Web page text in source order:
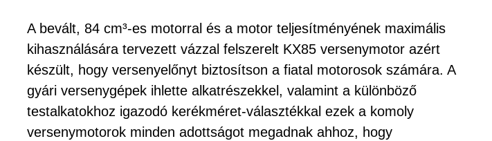
A bevált, 84 cm³-es motorral és a motor teljesítményének maximális
kihasználására tervezett vázzal felszerelt KX85 versenymotor azért
készült, hogy versenyelőnyt biztosítson a fiatal motorosok számára. A
gyári versenygépek ihlette alkatrészekkel, valamint a különböző
testalkatokhoz igazodó kerékméret-választékkal ezek a komoly
versenymotorok minden adottságot megadnak ahhoz, hogy